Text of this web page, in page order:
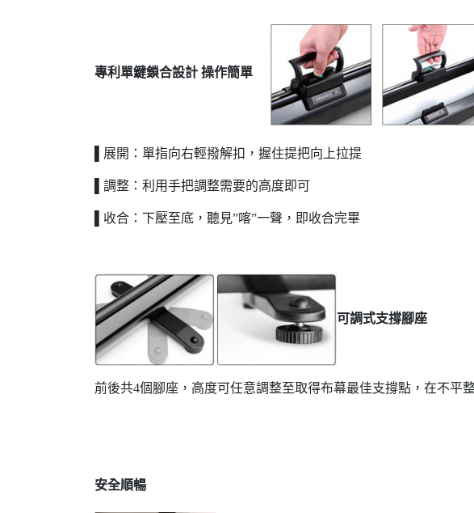
專利單鍵鎖合設計 操作簡單
▌展開：單指向右輕撥解扣，握住提把向上拉提
▌調整：利用手把調整需要的高度即可
▌收合：下壓至底，聽見”喀”一聲，即收合完畢
可調式支撐腳座
前後共4個腳座，高度可任意調整至取得布幕最佳支撐點，在不平
安全順暢